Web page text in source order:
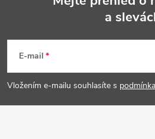
p
a
a
E-mail
Vložením e-mailu souhlasíte s